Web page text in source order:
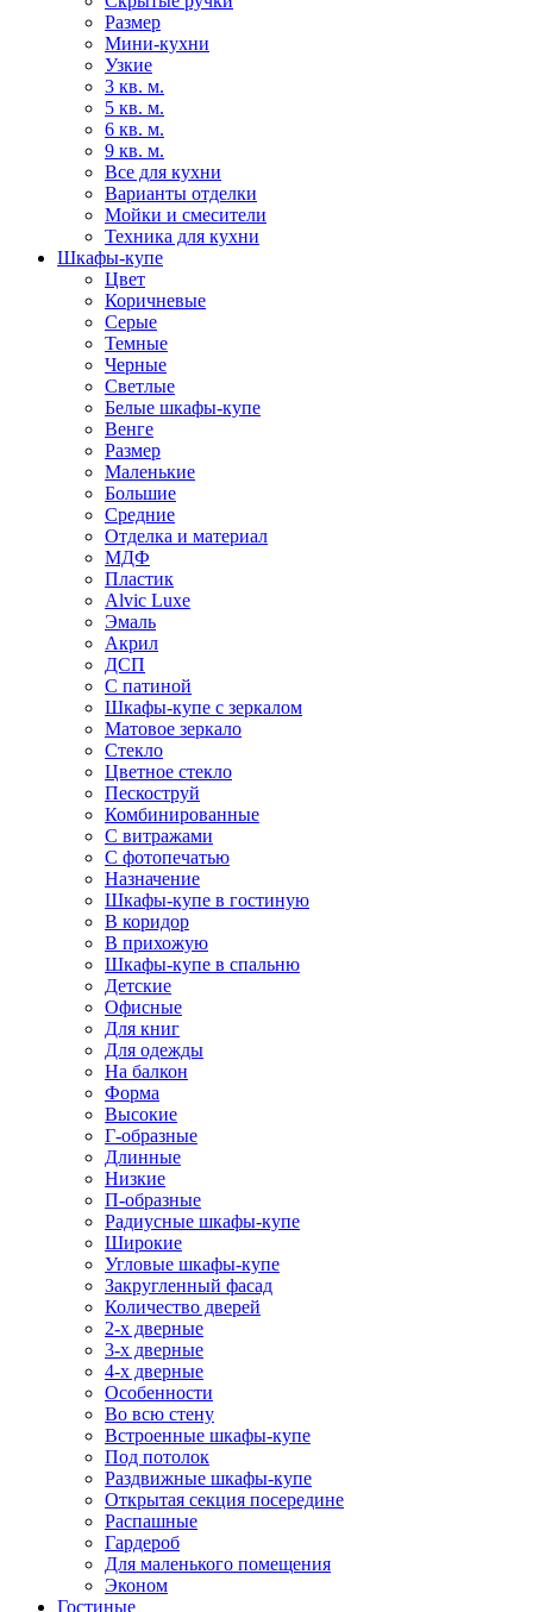
Размер
Мини-кухни
Узкие
3 кв. м.
5 кв. м.
6 кв. м.
9 кв. м.
Все для кухни
Варианты отделки
Мойки и смесители
Техника для кухни
Шкафы-купе
Цвет
Коричневые
Серые
Темные
Черные
Светлые
Белые шкафы-купе
Венге
Размер
Маленькие
Большие
Средние
Отделка и материал
МДФ
Пластик
Alvic Luxe
Эмаль
Акрил
ДСП
С патиной
Шкафы-купе с зеркалом
Матовое зеркало
Стекло
Цветное стекло
Пескоструй
Комбинированные
С витражами
С фотопечатью
Назначение
Шкафы-купе в гостиную
В коридор
В прихожую
Шкафы-купе в спальню
Детские
Офисные
Для книг
Для одежды
На балкон
Форма
Высокие
Г-образные
Длинные
Низкие
П-образные
Радиусные шкафы-купе
Широкие
Угловые шкафы-купе
Закругленный фасад
Количество дверей
2-х дверные
3-х дверные
4-х дверные
Особенности
Во всю стену
Встроенные шкафы-купе
Под потолок
Раздвижные шкафы-купе
Открытая секция посередине
Распашные
Гардероб
Для маленького помещения
Эконом
Гостиные